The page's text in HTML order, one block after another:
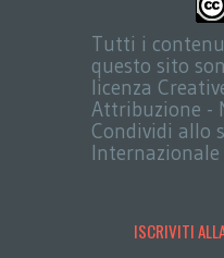
Tutti i
questo sito
licenza
Attribuzione -
Condividi allo
ISCRIVITI